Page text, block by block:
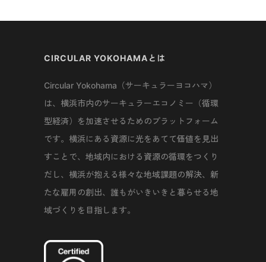
CIRCULAR YOKOHAMAとは
Circular Yokohama（サーキュラーヨコハマ）
は、横浜市内のサーキュラーエコノミー（循環
型経済）を加速させるためのプラットフォーム
です。横浜にある資源に光をあてて価値を見出
すことで、地域内における資源の循環をつくり
だし、横浜が抱える様々な地域課題の解決、新
たな雇用の創出、誰もがいきいきと暮らせる地
域づくりを目指します。